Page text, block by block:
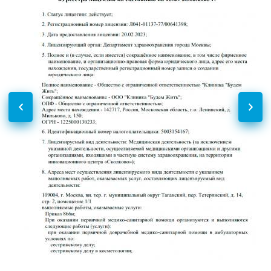
УЗИ надпочечников
Эхокардиография (УЗИ
сердца)
3000р. -
УЗИ лимфатических узлов Без контраста С контрастом
УЗИ лимфоузлов 3500р.
УЗИ в акушерстве С контрастом
УЗИ при многоплодной
беременности (скрининг)
3000р. -
УЗИ в гастроэнтерологии Без контраста С контрастом
УЗИ забрюшинного
пространства
Дуплексное сканирование Без контраста С контрастом